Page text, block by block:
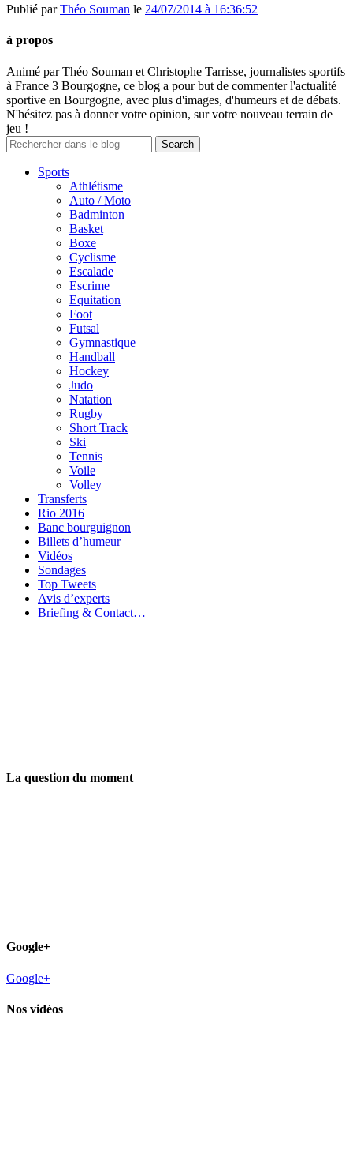
Publié parThéo Souman le 24/07/2014 à 16:36:52
à propos
Animé par Théo Souman et Christophe Tarrisse, journalistes sportifs
à France 3 Bourgogne, ce blog a pour but de commenter l'actualité
sportive en Bourgogne, avec plus d'images, d'humeurs et de débats.
N'hésitez pas à donner votre opinion, sur votre nouveau terrain de
jeu !
Sports
Athlétisme
Auto / Moto
Badminton
Basket
Boxe
Cyclisme
Escalade
Escrime
Equitation
Foot
Futsal
Gymnastique
Handball
Hockey
Judo
Natation
Rugby
Short Track
Ski
Tennis
Voile
Volley
Transferts
Rio 2016
Banc bourguignon
Billets d’humeur
Vidéos
Sondages
Top Tweets
Avis d’experts
Briefing & Contact…
La question du moment
Google+
Google+
Nos vidéos